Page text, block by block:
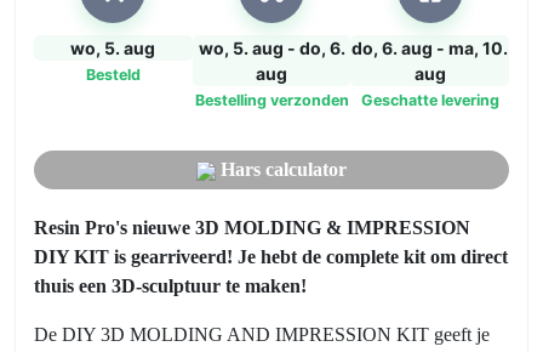
AFDRUKKIT
VOOR
REPLICAHANDEN.
eigen
3D-
sculptuur!
aantal
wo, 5. aug
Besteld
wo, 5. aug - do, 6.
aug
Bestelling verzonden
do, 6. aug - ma, 10.
aug
Geschatte levering
Hars calculator
Resin Pro's nieuwe 3D MOLDING & IMPRESSION
DIY KIT is gearriveerd! Je hebt de complete kit om direct
thuis een 3D-sculptuur te maken!
De DIY 3D MOLDING AND IMPRESSION KIT geeft je